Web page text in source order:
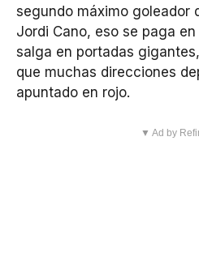
segundo máximo goleador
Jordi Cano, eso se paga
salga en portadas
que muchas direcciones
apuntado en rojo.
▼ Ad by